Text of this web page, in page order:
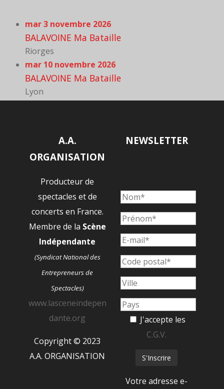
mar 3 novembre 2026
BALAVOINE Ma Bataille
Riorges
mar 10 novembre 2026
BALAVOINE Ma Bataille
Lyon
A.A.
ORGANISATION
Producteur de
spectacles et de
concerts en France.
Membre de la Scène
Indépendante
(Syndicat National des
Entrepreneurs de
Spectacles)
www.lasceneindepen
dante.org
Copyright © 2023
A.A. ORGANISATION
NEWSLETTER
J'accepte les
C.G.V.
Votre adresse e-